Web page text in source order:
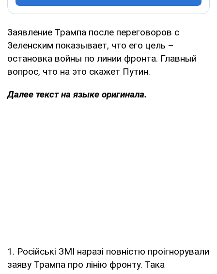
Заявление Трампа после переговоров с
Зеленским показывает, что его цель –
остановка войны по линии фронта. Главный
вопрос, что на это скажет Путин.
Далее текст на языке оригинала.
1. Російські ЗМІ наразі повністю проігнорували
заяву Трампа про лінію фронту. Така